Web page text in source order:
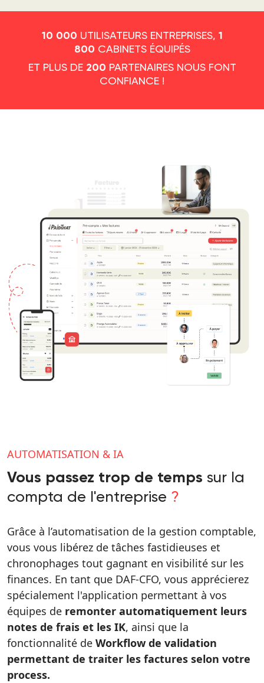
10 000 UTILISATEURS ENTREPRISES, 1
800 CABINETS ÉQUIPÉS
ET PLUS DE 200 PARTENAIRES NOUS FONT
CONFIANCE !
AUTOMATISATION & IA
Vous passez trop de temps sur la
compta de l'entreprise ?
Grâce à l’automatisation de la gestion comptable,
vous vous libérez de tâches fastidieuses et
chronophages tout gagnant en visibilité sur les
finances. En tant que DAF-CFO, vous apprécierez
spécialement l'application permettant à vos
équipes de remonter automatiquement leurs
notes de frais et les IK, ainsi que la
fonctionnalité de Workflow de validation
permettant de traiter les factures selon votre
process.